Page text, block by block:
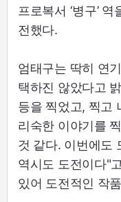
프로복서 ‘병구’
전했다.
엄태구는 딱히 연
택하진 않았다고
등을 찍었고, 찍고
리숙한 이야기를
것 같다. 이번에도
역시도 도전이다"
있어 도전적인 작